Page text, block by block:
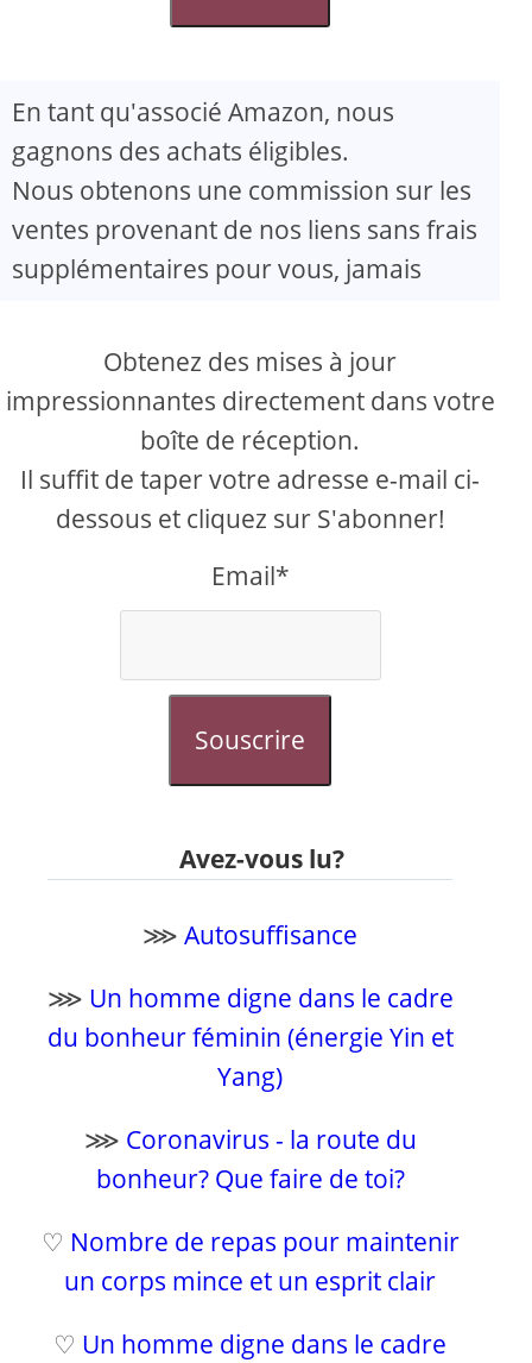
En tant qu'associé Amazon, nous
gagnons des achats éligibles.
Nous obtenons une commission sur les
ventes provenant de nos liens sans frais
supplémentaires pour vous, jamais
Obtenez des mises à jour
impressionnantes directement dans votre
boîte de réception.
Il suffit de taper votre adresse e-mail ci-
dessous et cliquez sur S'abonner!
Email*
Souscrire
Avez-vous lu?
⋙Autosuffisance
⋙ Un homme digne dans le cadre
du bonheur féminin (énergie Yin et
Yang)
⋙ Coronavirus - la route du
bonheur? Que faire de toi?
♡ Nombre de repas pour maintenir
un corps mince et un esprit clair
♡ Un homme digne dans le cadre